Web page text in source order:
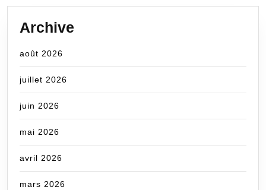
Archive
août 2026
juillet 2026
juin 2026
mai 2026
avril 2026
mars 2026